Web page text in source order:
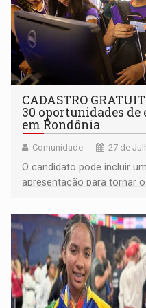
CADASTRO
30 oportunidades de
em Rondônia
Comunidade 27 de
O candidato pode incluir
apresentação para tornar